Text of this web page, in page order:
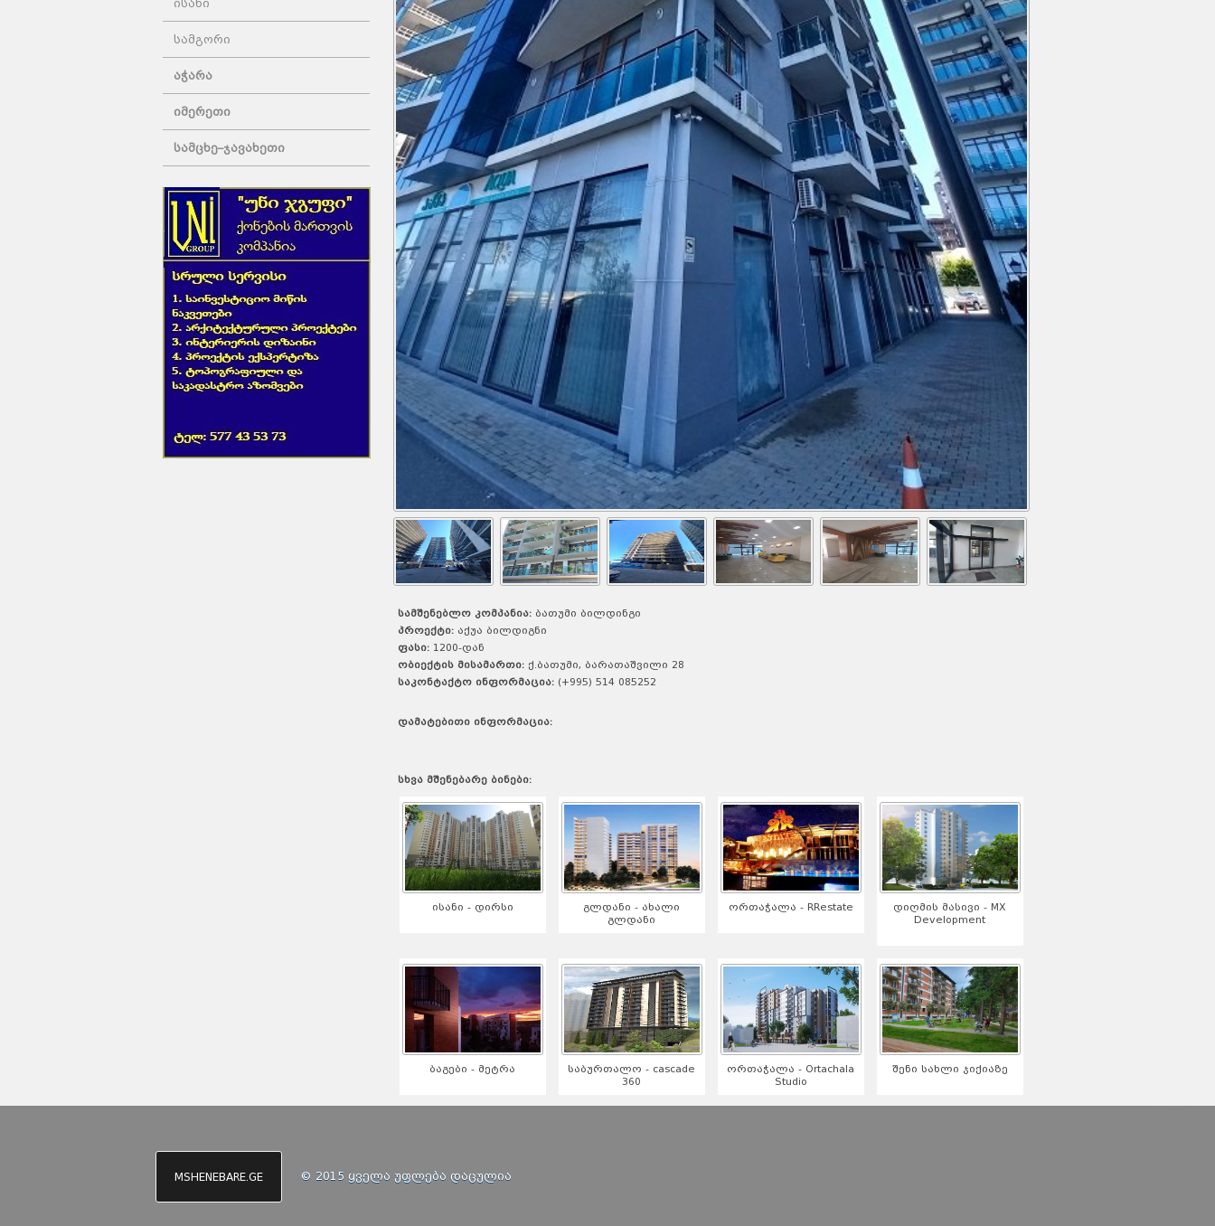
ისანი
სამგორი
აჭარა
იმერეთი
სამცხე–ჯავახეთი
სამშენებლო კომპანია:ბათუმი ბილდინგი
პროექტი:აქუა ბილდიგნი
ფასი:1200-დან
ობიექტის მისამართი:ქ.ბათუმი, ბარათაშვილი 28
საკონტაქტო ინფორმაცია:(+995) 514 085252
დამატებითი ინფორმაცია:
სხვა მშენებარე ბინები:
ისანი - დირსი
გლდანი - ახალი
გლდანი
ორთაჭალა - RRestate
დიღმის მასივი - MX
Development
ბაგები - მეტრა
საბურთალო - cascade
360
ორთაჭალა - Ortachala
Studio
შენი სახლი ჯიქიაზე
MSHENEBARE.GE © 2015 ყველა უფლება დაცულია